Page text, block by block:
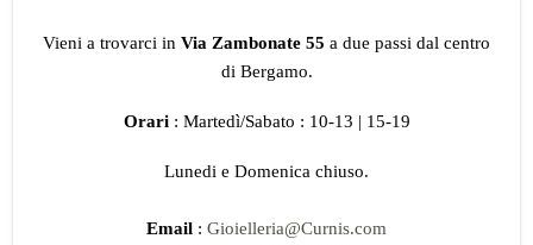
Vieni a trovarci in Via Zambonate 55 a due passi dal centro
di Bergamo.
Orari : Martedì/Sabato : 10-13 | 15-19
Lunedi e Domenica chiuso.
Email : Gioielleria@Curnis.com